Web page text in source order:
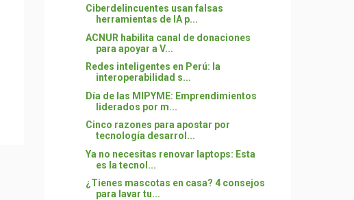
Ciberdelincuentes usan falsas
herramientas de IA p...
ACNUR habilita canal de donaciones
para apoyar a V...
Redes inteligentes en Perú: la
interoperabilidad s...
Día de las MIPYME: Emprendimientos
liderados por m...
Cinco razones para apostar por
tecnología desarrol...
Ya no necesitas renovar laptops: Esta
es la tecnol...
¿Tienes mascotas en casa? 4 consejos
para lavar tu...